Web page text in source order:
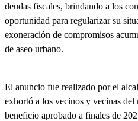
deudas fiscales, brindando a los
oportunidad para regularizar su
exoneración de compromisos
de aseo urbano.
El anuncio fue realizado por el
exhortó a los vecinos y vecinas
beneficio aprobado a finales de